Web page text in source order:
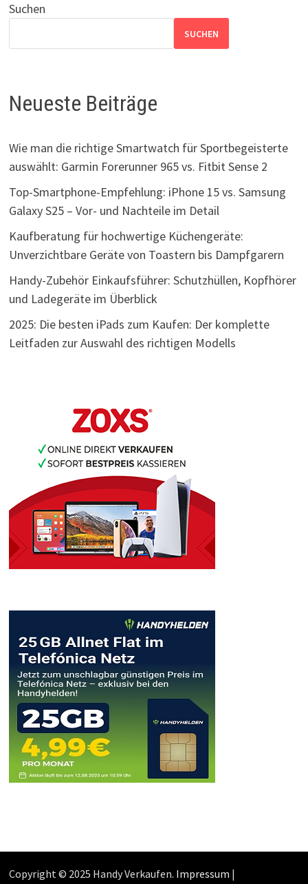
Suchen
SUCHEN
Neueste Beiträge
Wie man die richtige Smartwatch für Sportbegeisterte
auswählt: Garmin Forerunner 965 vs. Fitbit Sense 2
Top-Smartphone-Empfehlung: iPhone 15 vs. Samsung
Galaxy S25 – Vor- und Nachteile im Detail
Kaufberatung für hochwertige Küchengeräte:
Unverzichtbare Geräte von Toastern bis Dampfgarern
Handy-Zubehör Einkaufsführer: Schutzhüllen, Kopfhörer
und Ladegeräte im Überblick
2025: Die besten iPads zum Kaufen: Der komplette
Leitfaden zur Auswahl des richtigen Modells
Copyright © 2025 Handy Verkaufen. Impressum |